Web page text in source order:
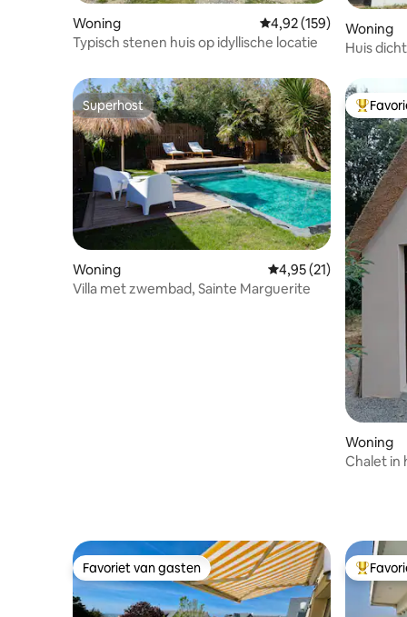
Woning Gemiddelde
4,92 (159)
Typisch stenen huis op idyllische locatie
Woning
Huis
Superhost
Superhost
Woning Gemiddelde
4,95 (21)
Villa met zwembad, Sainte Marguerite
Woning
Chalet in
Favoriet van gasten
Favoriet van gasten